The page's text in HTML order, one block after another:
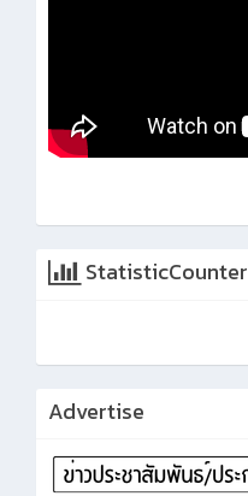
StatisticCounter
Advertise